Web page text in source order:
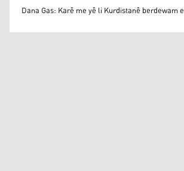
Kurdistan24
Dana Gas: Karê me yê li Kurdistanê berdewam e